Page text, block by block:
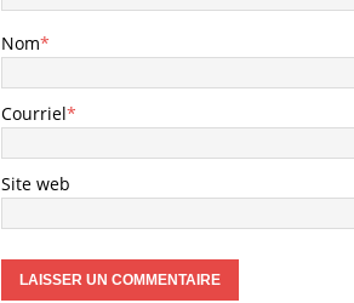
Nom*
Courriel*
Site web